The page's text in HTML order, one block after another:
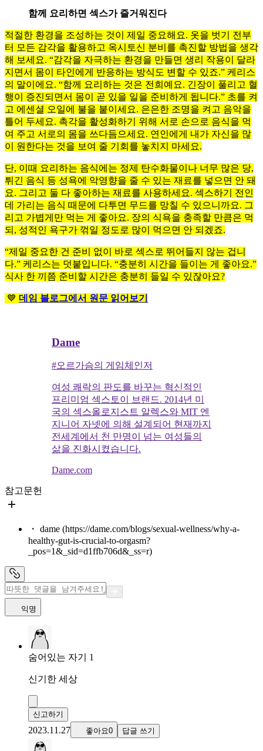
함께 요리하면 섹스가 즐거워진다
적절한 환경을 조성하는 것이 제일 중요해요. 옷을 벗기 전부
터 모든 감각을 활용하고 옥시토신 분비를 촉진할 방법을 생각
해 보세요. “감각을 자극하는 환경을 만들면 생리 작용이 달라
지면서 몸이 타인에게 반응하는 방식도 변할 수 있죠.” 케리스
의 말이에요. “함께 요리하는 것은 전희예요. 긴장이 풀리고 혈
행이 증진되면서 몸이 곧 있을 일을 준비하게 됩니다.” 초를 켜
고 에센셜 오일에 불을 붙이세요. 은은한 조명을 켜고 음악을
틀어 두세요. 촉각을 활성화하기 위해 서로 손으로 음식을 먹
여 주고 서로의 몸을 쓰다듬으세요. 연인에게 내가 자신을 많
이 원한다는 것을 보여 줄 기회를 놓치지 마세요.
단, 이때 요리하는 음식에는 정제 탄수화물이나 너무 많은 당,
튀긴 음식 등 성욕에 악영향을 줄 수 있는 재료를 넣으면 안 돼
요. 그리고 둘 다 좋아하는 재료를 사용하세요. 섹스하기 전인
데 가리는 음식 때문에 다투면 무드를 망칠 수 있으니까요. 그
리고 가볍게만 먹는 게 좋아요. 장의 식욕을 충족할 만큼은 먹
되, 성적인 욕구가 꺾일 정도로 많이 먹으면 안 되겠죠.
“제일 중요한 건 준비 없이 바로 섹스로 뛰어들지 않는 겁니
다.” 케리스는 덧붙입니다. “충분히 시간을 들이는 게 좋아요.”
식사 한 끼쯤 준비할 시간은 충분히 들일 수 있잖아요?
💙 데임 블로그에서 원문 읽어보기
Dame
#오르가슴의 게임체인저
여성 쾌락의 판도를 바꾸는 혁신적인
프리미엄 섹스토이 브랜드. 2014년 미
국의 섹스올로지스트 알렉스와 MIT 엔
지니어 자넷에 의해 설계되어 현재까지
전세계에서 천 만명이 넘는 여성들의
삶을 진화시켰습니다.
Dame.com
참고문헌
・ dame (https://dame.com/blogs/sexual-wellness/why-a-
healthy-gut-is-crucial-to-orgasm?
_pos=1&_sid=d1ffb706d&_ss=r)
익명
숨어있는 자기 1
신기한 세상
신고하기
2023.11.27 좋아요0 답글 쓰기